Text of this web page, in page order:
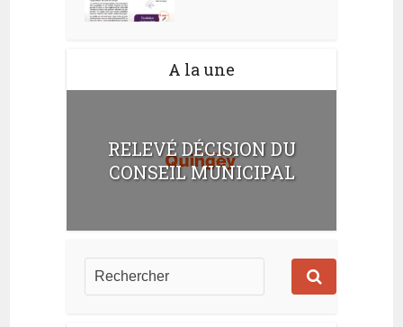
A la une
RELEVÉ DÉCISION DU
CONSEIL MUNICIPAL